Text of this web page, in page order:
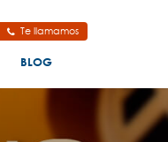
Te llamamos
BLOG